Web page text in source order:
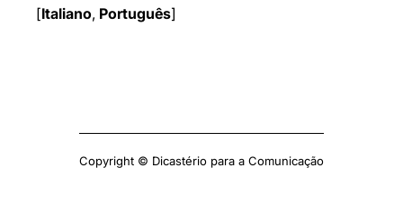
[Italiano, Português]
Copyright © Dicastério para a Comunicação